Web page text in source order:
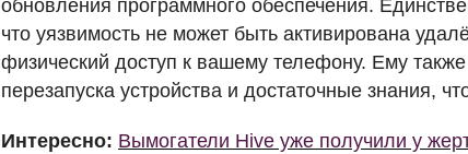
обновления программного обеспечения.
что уязвимость не может быть активирована
физический доступ к вашему телефону. Ему
перезапуска устройства и достаточные знания,
Интересно: Вымогатели Hive уже получили у